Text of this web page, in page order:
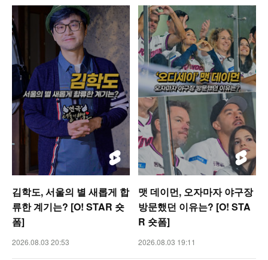
김학도, 서울의 별 새롭게 합
류한 계기는? [O! STAR 숏
폼]
2026.08.03 20:53
맷 데이먼, 오자마자 야구장
방문했던 이유는? [O! STA
R 숏폼]
2026.08.03 19:11